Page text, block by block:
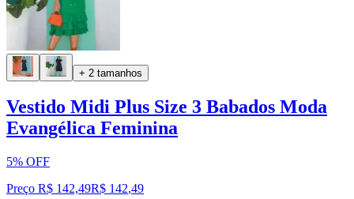
+ 2 tamanhos
Vestido Midi Plus Size 3 Babados Moda
Evangélica Feminina
5% OFF
Preço R$ 142,49R$ 142,49